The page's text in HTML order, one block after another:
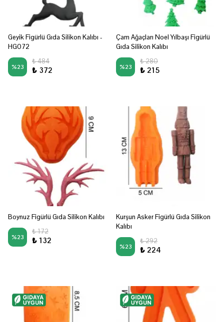
Geyik Figürlü Gıda Silikon Kalıbı -
HG072
%23
₺ 484
₺ 372
Çam Ağaçları Noel Yılbaşı Figürlü
Gıda Silikon Kalıbı
%23
₺ 280
₺ 215
Boynuz Figürlü Gıda Silikon Kalıbı
%23
₺ 172
₺ 132
Kurşun Asker Figürlü Gıda Silikon
Kalıbı
%23
₺ 292
₺ 224